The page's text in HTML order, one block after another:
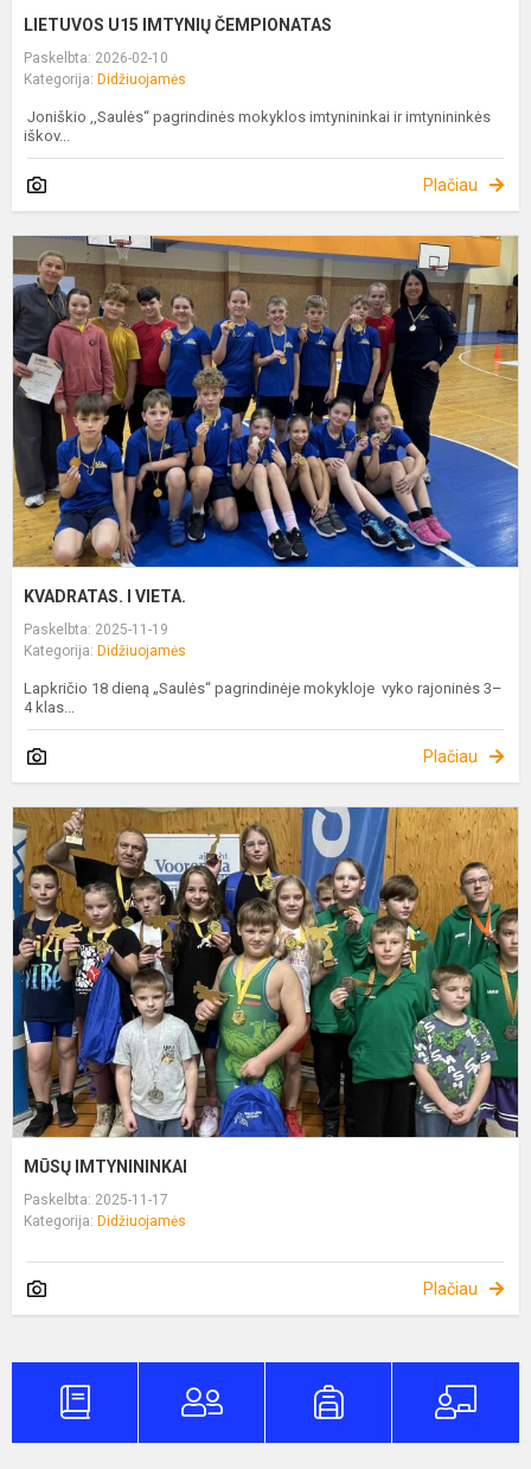
LIETUVOS U15 IMTYNIŲ ČEMPIONATAS
Paskelbta: 2026-02-10
Kategorija: Didžiuojamės
Joniškio ,,Saulės“ pagrindinės mokyklos imtynininkai ir imtynininkės
iškov...
Plačiau
KVADRATAS. I VIETA.
Paskelbta: 2025-11-19
Kategorija: Didžiuojamės
Lapkričio 18 dieną „Saulės“ pagrindinėje mokykloje vyko rajoninės 3–
4 klas...
Plačiau
MŪSŲ IMTYNININKAI
Paskelbta: 2025-11-17
Kategorija: Didžiuojamės
Plačiau